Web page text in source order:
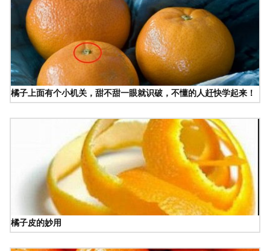
橘子上面有个小机关，甜不甜一眼就识破，不懂的人赶快学起来！
橘子皮的妙用